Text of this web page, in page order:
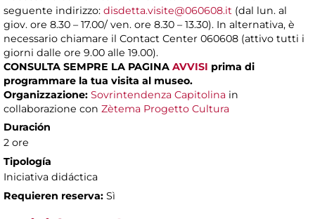
seguente indirizzo: disdetta.visite@060608.it (dal lun. al
giov. ore 8.30 – 17.00/ ven. ore 8.30 – 13.30). In alternativa, è
necessario chiamare il Contact Center 060608 (attivo tutti i
giorni dalle ore 9.00 alle 19.00).
CONSULTA SEMPRE LA PAGINA AVVISI prima di
programmare la tua visita al museo.
Organizzazione: Sovrintendenza Capitolina in
collaborazione con Zètema Progetto Cultura
Duración
2 ore
Tipología
Iniciativa didáctica
Requieren reserva: Sì